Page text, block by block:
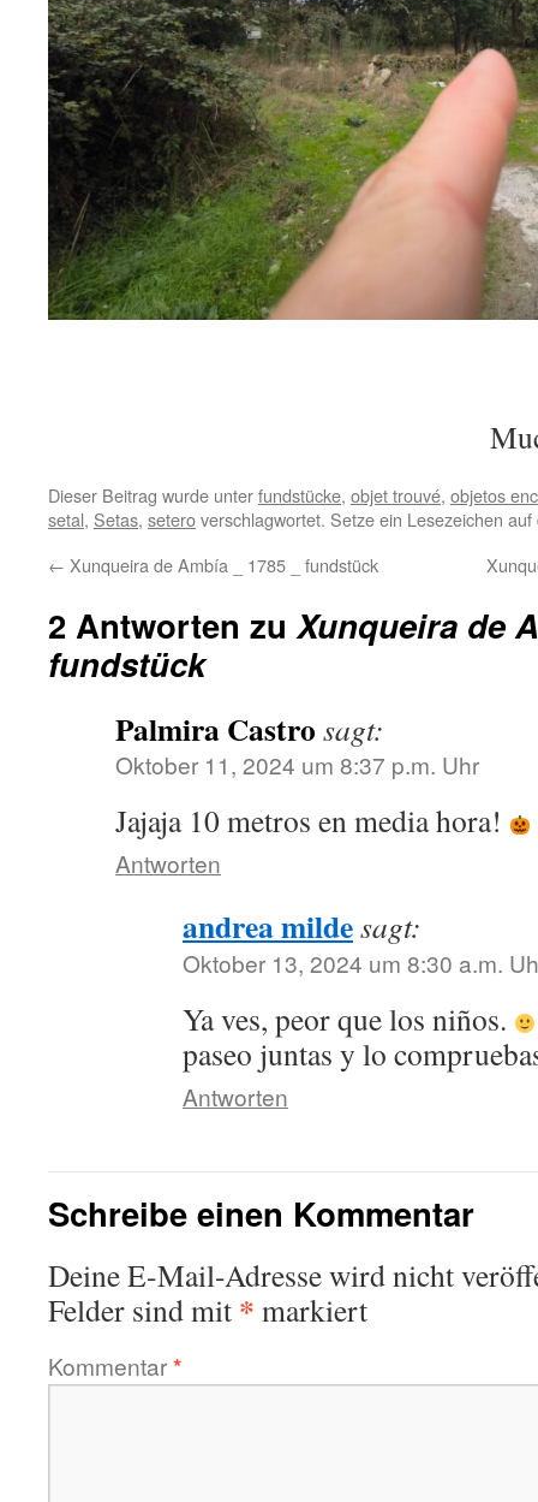
Dieser Beitrag wurde unterfundstücke, objet trouvé, objetos
setal, Setas, seteroverschlagwortet. Setze ein Lesezeichen
← Xunqueira de Ambía _ 1785 _ fundstück
2 Antworten zuXunqueira de
fundstück
Palmira Castro sagt:
Oktober 11, 2024 um 8:37 p.m. Uhr
Jajaja 10 metros en media hora!
Antworten
andrea mildesagt:
Oktober 13, 2024 um 8:30 a.m.
Ya ves, peor que los niños.
paseo juntas y lo
Antworten
Schreibe einen Kommentar
Deine E-Mail-Adresse wird nicht
Felder sind mit * markiert
Kommentar*